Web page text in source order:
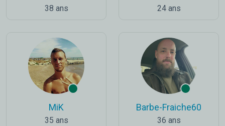
38 ans 24 ans
MiK
35 ans
Barbe-Fraiche60
36 ans